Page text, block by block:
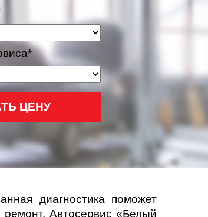
ЦЕНУ
диагностика поможет
ремонт. Автосервис «Белый